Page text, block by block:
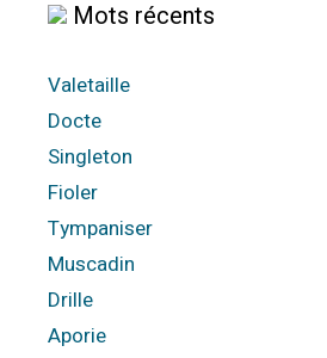
Mots récents
Valetaille
Docte
Singleton
Fioler
Tympaniser
Muscadin
Drille
Aporie